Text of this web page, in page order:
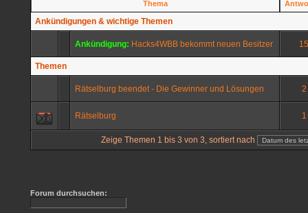
Thema
Ankündigungen & wichtige Themen
Ankündigung: Hacks4WBB bekommt neuen Besitzer 15
Themen
Rätselburg beendet - Die Gewinner und Lösungen 2
Rätselburg 1
Zeige Themen 1 bis 3 von 3, sortiert nach
Forum durchsuchen: